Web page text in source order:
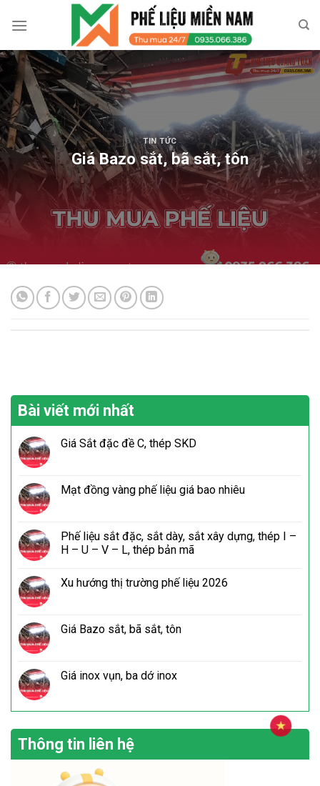
TIN TỨC
Giá Bazo sắt, bã sắt, tôn
Bài viết mới nhất
Giá Sắt đặc đề C, thép SKD
Mạt đồng vàng phế liệu giá bao nhiêu
Phế liệu sắt đặc, sắt dày, sắt xây dựng, thép I –
H – U – V – L, thép bản mã
Xu hướng thị trường phế liệu 2026
Giá Bazo sắt, bã sắt, tôn
Giá inox vụn, ba dớ inox
Thông tin liên hệ